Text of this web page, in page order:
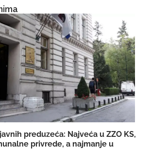
preduzeća: Najveća u ZZO KS,
privrede, a najmanje u